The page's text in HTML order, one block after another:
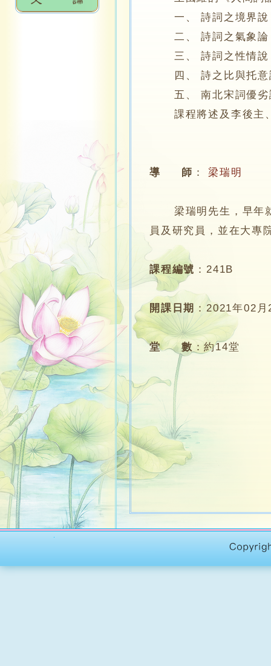
一、 詩詞之境界說
二、 詩詞之氣象論
三、 詩詞之性情說
四、 詩之比與托意
五、 南北宋詞優劣
課程將述及李後主、
導 師 ： 梁瑞明
梁瑞明先生，早年就
員及研究員，並在大專
課程編號 ：241B
開課日期 ：2021年02月
堂 數 ：約14堂